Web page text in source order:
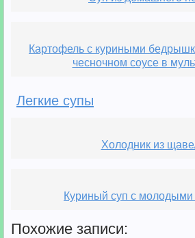
Картофель с куриными
чесночном соусе в
Легкие супы
Холодник из
Куриный суп с
Похожие записи: